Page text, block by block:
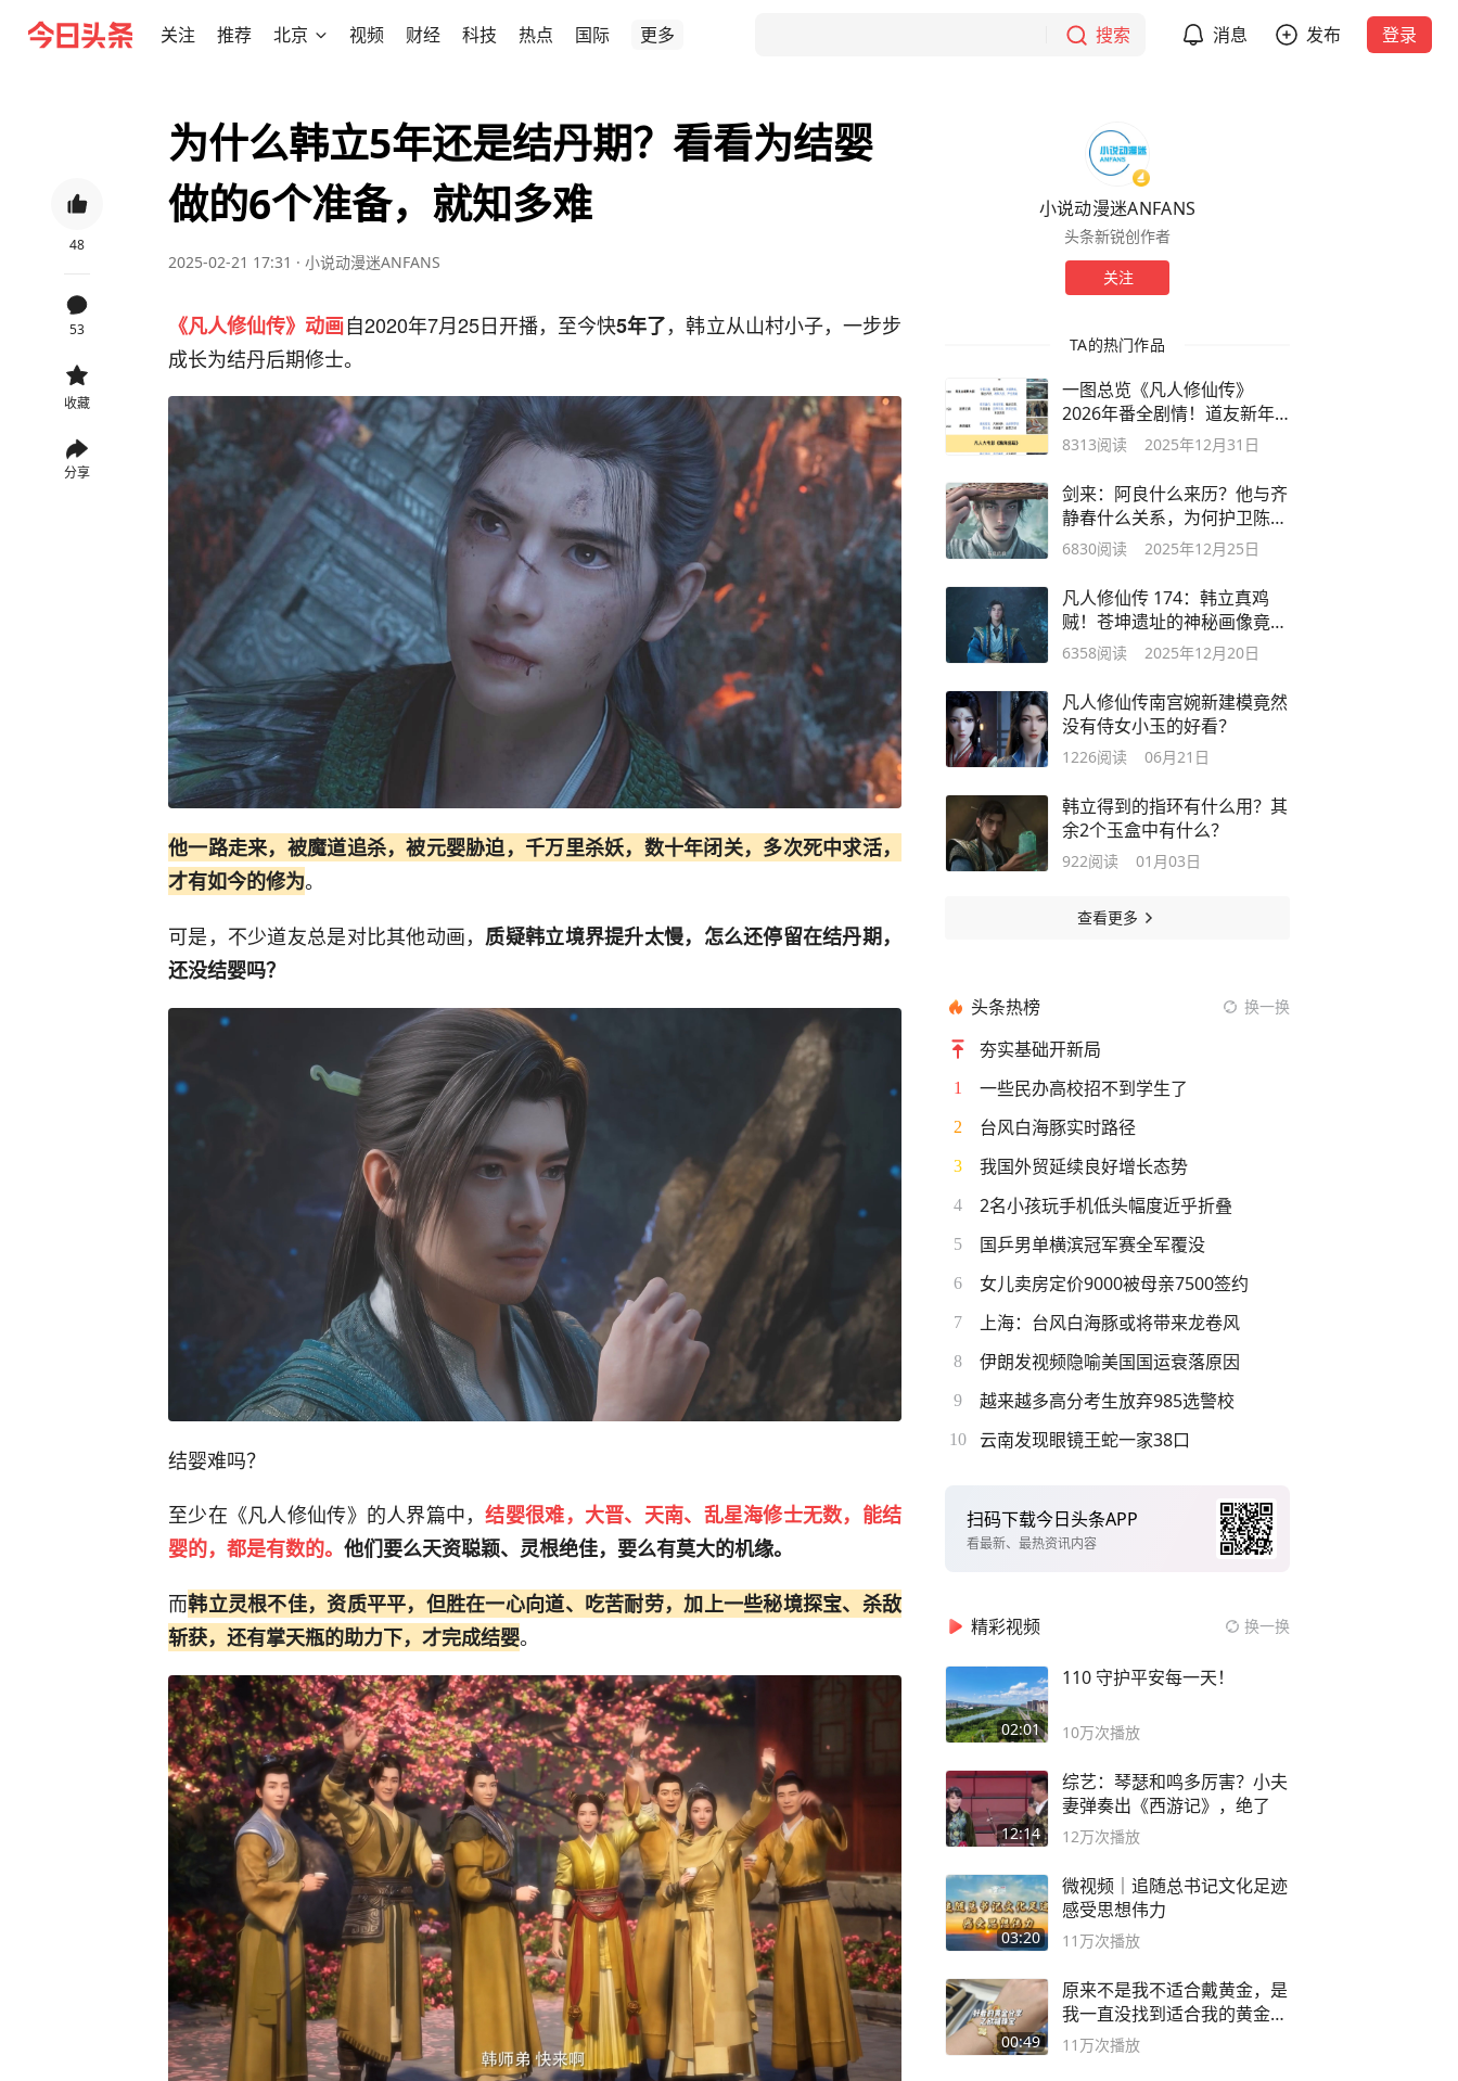
关注 推荐 北京 视频 财经 科技 热点 国际 更多 搜索 消息 发布 登录
48
53
收藏
分享
为什么韩立5年还是结丹期？看看为结婴
做的6个准备，就知多难
2025-02-21 17:31 · 小说动漫迷ANFANS
《凡人修仙传》动画自2020年7月25日开播，至今快5年了，韩立从山村小子，一步步
成长为结丹后期修士。
他一路走来，被魔道追杀，被元婴胁迫，千万里杀妖，数十年闭关，多次死中求活，
才有如今的修为。
可是，不少道友总是对比其他动画， 质疑韩立境界提升太慢，怎么还停留在结丹期，
还没结婴吗？
结婴难吗？
至少在《凡人修仙传》的人界篇中，结婴很难，大晋、天南、乱星海修士无数，能结
婴的，都是有数的。 他们要么天资聪颖、灵根绝佳，要么有莫大的机缘。
而韩立灵根不佳，资质平平，但胜在一心向道、吃苦耐劳，加上一些秘境探宝、杀敌
斩获，还有掌天瓶的助力下，才完成结婴。
小说动漫迷ANFANS
头条新锐创作者
关注
TA的热门作品
一图总览《凡人修仙传》
2026年番全剧情！道友新年
快乐！
8313阅读 2025年12月31日
剑来：阿良什么来历？他与齐
静春什么关系，为何护卫陈平
安？
6830阅读 2025年12月25日
凡人修仙传 174：韩立真鸡
贼！苍坤遗址的神秘画像竟是
致命陷阱？
6358阅读 2025年12月20日
凡人修仙传南宫婉新建模竟然
没有侍女小玉的好看？
1226阅读 06月21日
韩立得到的指环有什么用？其
余2个玉盒中有什么？
922阅读 01月03日
查看更多
头条热榜 换一换
夯实基础开新局
1 一些民办高校招不到学生了
2 台风白海豚实时路径
3 我国外贸延续良好增长态势
4 2名小孩玩手机低头幅度近乎折叠
5 国乒男单横滨冠军赛全军覆没
6 女儿卖房定价9000被母亲7500签约
7 上海：台风白海豚或将带来龙卷风
8 伊朗发视频隐喻美国国运衰落原因
9 越来越多高分考生放弃985选警校
10 云南发现眼镜王蛇一家38口
扫码下载今日头条APP
看最新、最热资讯内容
精彩视频 换一换
02:01
110 守护平安每一天！
10万次播放
12:14
综艺：琴瑟和鸣多厉害？小夫
妻弹奏出《西游记》，绝了
12万次播放
03:20
微视频｜追随总书记文化足迹
感受思想伟力
11万次播放
00:49
原来不是我不适合戴黄金，是
我一直没找到适合我的黄金
😭
11万次播放